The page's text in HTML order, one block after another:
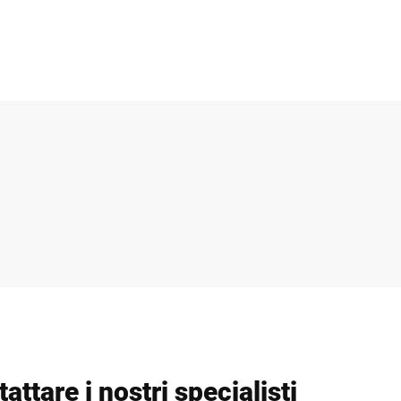
i nostri specialisti